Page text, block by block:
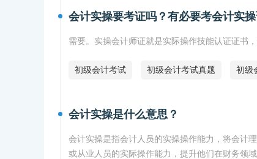
会计实操要考证吗？有必要考会计实操
需要。实操会计师证就是实际操作技能认证证书
初级会计考试 初级会计考试真题 初级
会计实操是什么意思？
会计实操是指会计人员的实操操作能力，将会计
或从业人员的实际操作能力，提升他们在财务领